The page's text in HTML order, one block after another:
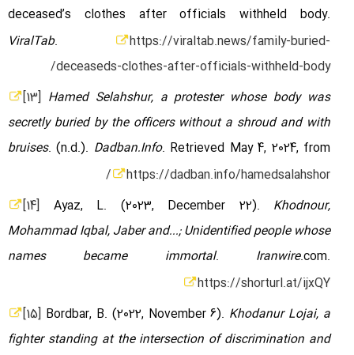
deceased’s clothes after officials withheld body.
ViralTab.
https://viraltab.news/family-buried-
deceaseds-clothes-after-officials-withheld-body/
[13] Hamed Selahshur, a protester whose body was
secretly buried by the officers without a shroud and with
bruises. (n.d.). Dadban.Info. Retrieved May 4, 2024, from
https://dadban.info/hamedsalahshor/
[14] Ayaz, L. (2023, December 22). Khodnour,
Mohammad Iqbal, Jaber and...; Unidentified people whose
names became immortal. Iranwire.com.
https://shorturl.at/ijxQY
[15] Bordbar, B. (2022, November 6). Khodanur Lojai, a
fighter standing at the intersection of discrimination and